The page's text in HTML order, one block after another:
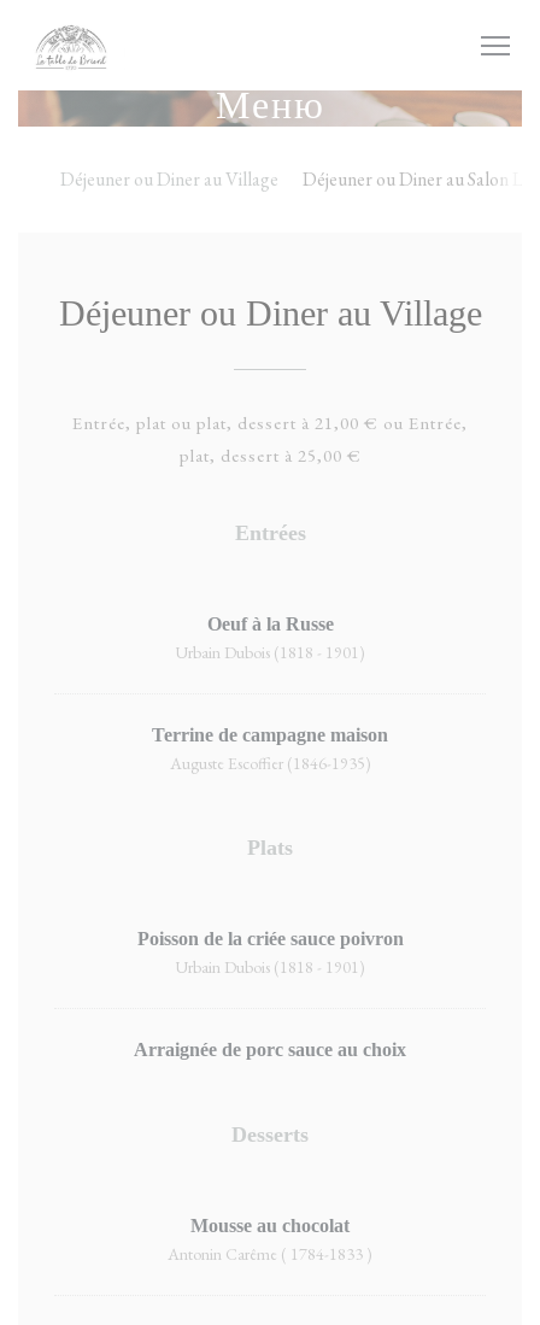
Меню
Déjeuner ou Diner au Village Déjeuner ou Diner au Salon Le
Déjeuner ou Diner au Village
Entrée, plat ou plat, dessert à 21,00 € ou Entrée,
plat, dessert à 25,00 €
Entrées
Oeuf à la Russe
Urbain Dubois (1818 - 1901)
Terrine de campagne maison
Auguste Escoffier (1846-1935)
Plats
Poisson de la criée sauce poivron
Urbain Dubois (1818 - 1901)
Arraignée de porc sauce au choix
Desserts
Mousse au chocolat
Antonin Carême ( 1784-1833 )